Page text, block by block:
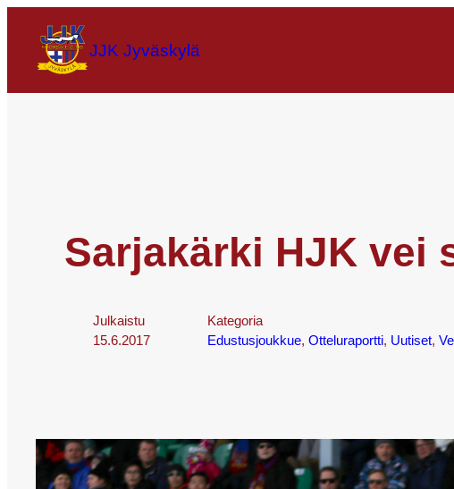
JJK Jyväskylä
Sarjakärki HJK vei
Julkaistu
15.6.2017
Kategoria
Edustusjoukkue, Otteluraportti, Uutiset,